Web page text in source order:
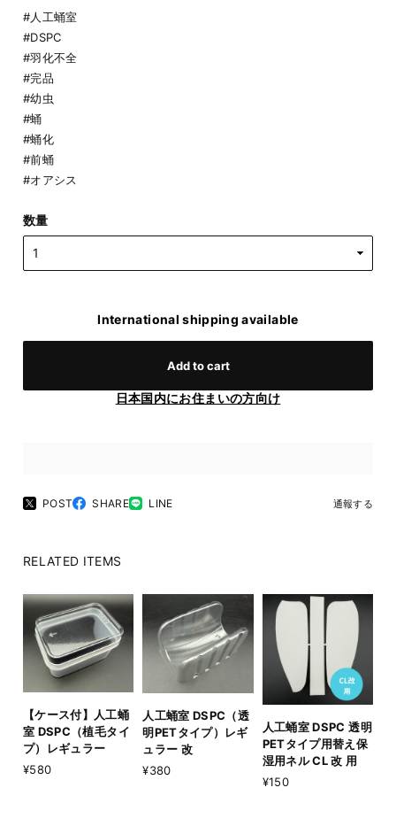
#人工蛹室
#DSPC
#羽化不全
#完品
#幼虫
#蛹
#蛹化
#前蛹
#オアシス
数量
International shipping available
Add to cart
日本国内にお住まいの方向け
POST SHARE LINE 通報する
RELATED ITEMS
【ケース付】人工蛹
室 DSPC（植毛タイ
プ）レギュラー
¥580
人工蛹室 DSPC（透
明PETタイプ）レギ
ュラー 改
¥380
人工蛹室 DSPC 透明
PETタイプ用替え保
湿用ネル CL 改 用
¥150